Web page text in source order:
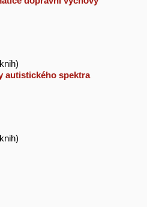
autistického spektra